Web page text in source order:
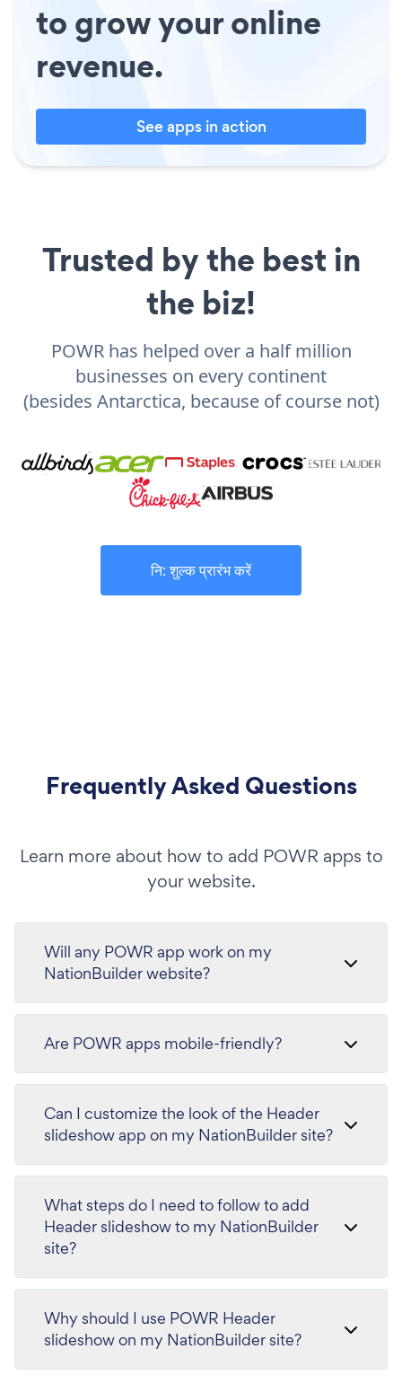
to grow your online
revenue.
See apps in action
Trusted by the best in
the biz!
POWR has helped over a half million
businesses on every continent
(besides Antarctica, because of course not)
नि: शुल्क प्रारंभ करें
Frequently Asked Questions
Learn more about how to add POWR apps to
your website.
Will any POWR app work on my
NationBuilder website?
Are POWR apps mobile-friendly?
Can I customize the look of the Header
slideshow app on my NationBuilder site?
What steps do I need to follow to add
Header slideshow to my NationBuilder
site?
Why should I use POWR Header
slideshow on my NationBuilder site?